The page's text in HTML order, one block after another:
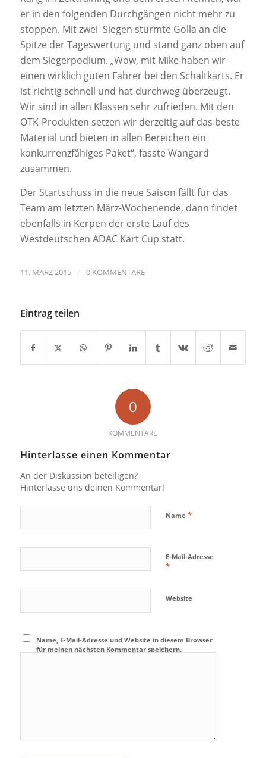
er in den folgenden Durchgängen nicht mehr zu
stoppen. Mit zwei Siegen stürmte Golla an die
Spitze der Tageswertung und stand ganz oben auf
dem Siegerpodium. „Wow, mit Mike haben wir
einen wirklich guten Fahrer bei den Schaltkarts. Er
ist richtig schnell und hat durchweg überzeugt.
Wir sind in allen Klassen sehr zufrieden. Mit den
OTK-Produkten setzen wir derzeitig auf das beste
Material und bieten in allen Bereichen ein
konkurrenzfähiges Paket“, fasste Wangard
zusammen.
Der Startschuss in die neue Saison fällt für das
Team am letzten März-Wochenende, dann findet
ebenfalls in Kerpen der erste Lauf des
Westdeutschen ADAC Kart Cup statt.
11. MÄRZ 2015 / 0 KOMMENTARE
Eintrag teilen
0
KOMMENTARE
Hinterlasse einen Kommentar
An der Diskussion beteiligen?
Hinterlasse uns deinen Kommentar!
Name *
E-Mail-Adresse
*
Website
Name, E-Mail-Adresse und Website in diesem Browser
für meinen nächsten Kommentar speichern.